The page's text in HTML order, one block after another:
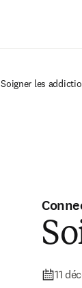
Soigner les
11